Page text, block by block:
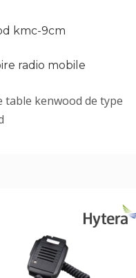
kmc-9cm
radio mobile
table kenwood de type